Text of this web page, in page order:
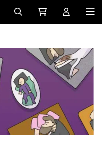
Avaa/sulje
haku
Siirry
ostoskoriin
Avaa/